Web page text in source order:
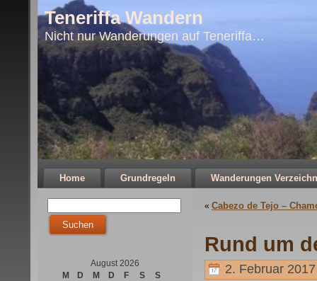
Teneriffa Wandern
Nicht nur Wanderungen auf Teneriffa…
Home Grundregeln Wanderungen
August 2026
M
D M D F S
S
« Cabezo de Tejo –
Rund um
2. Februar